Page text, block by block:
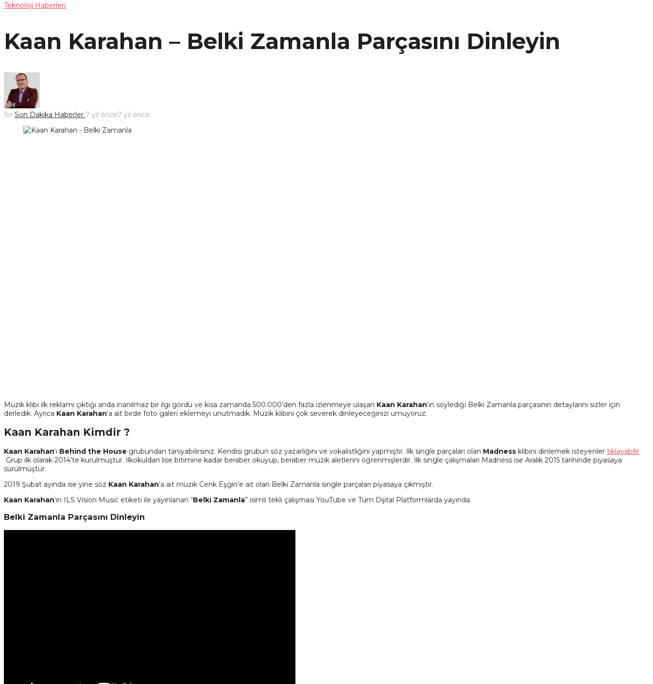
Teknoloji Haberleri
Kaan Karahan – Belki Zamanla Parçasını Dinleyin
Sn Son Dakika Haberler 7 yıl önce7 yıl önce
Müzik klibi ilk reklamı çıktığı anda inanılmaz bir ilgi gördü ve kısa zamanda 500.000’den fazla izlenmeye ulaşan Kaan Karahan‘ın söylediği Belki Zamanla parçasının detaylarını sizler için
derledik. Ayrıca Kaan Karahan‘a ait birde foto galeri eklemeyi unutmadık. Müzik klibini çok severek dinleyeceğinizi umuyoruz.
Kaan Karahan Kimdir ?
Kaan Karahan‘ı Behind the House grubundan tanıyabilirsiniz. Kendisi grubun söz yazarlığını ve vokalistliğini yapmıştır. İlk single parçaları olan Madness klibini dinlemek isteyenler tıklayabilir.
Grup ilk olarak 2014’te kurulmuştur. İlkokuldan lise bitimine kadar beraber okuyup, beraber müzik aletlerini öğrenmişlerdir. İlk single çalışmaları Madness ise Aralık 2015 tarihinde piyasaya
sürülmüştür.
2019 Şubat ayında ise yine söz Kaan Karahan‘a ait müzik Cenk Eşgin’e ait olan Belki Zamanla single parçaları piyasaya çıkmıştır.
Kaan Karahan‘ın ILS Vision Music etiketi ile yayınlanan “Belki Zamanla” isimli tekli çalışması YouTube ve Tüm Dijital Platformlarda yayında.
Belki Zamanla Parçasını Dinleyin